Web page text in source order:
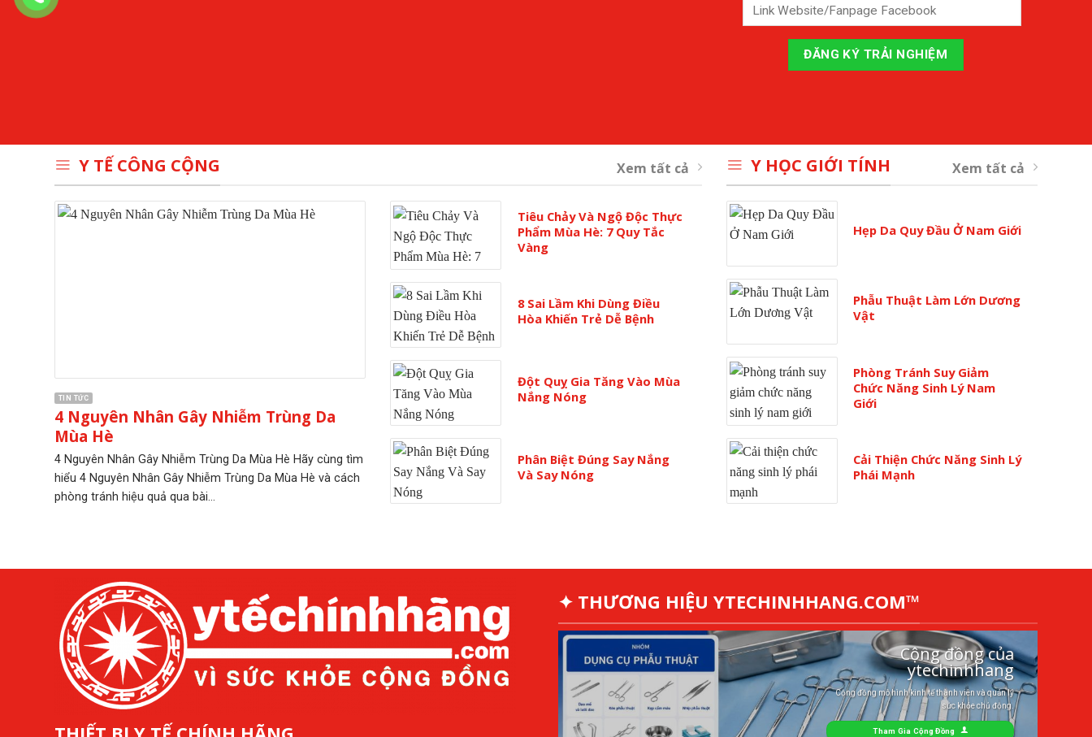
Y TẾ CÔNG CỘNG Xem tất cả
TIN TỨC
4 Nguyên Nhân Gây Nhiễm Trùng Da
Mùa Hè
4 Nguyên Nhân Gây Nhiễm Trùng Da Mùa Hè Hãy cùng tìm
hiểu 4 Nguyên Nhân Gây Nhiễm Trùng Da Mùa Hè và cách
phòng tránh hiệu quả qua bài...
Tiêu Chảy Và Ngộ Độc Thực
Phẩm Mùa Hè: 7 Quy Tắc
Vàng
8 Sai Lầm Khi Dùng Điều
Hòa Khiến Trẻ Dễ Bệnh
Đột Quỵ Gia Tăng Vào Mùa
Nắng Nóng
Phân Biệt Đúng Say Nắng
Và Say Nóng
Y HỌC GIỚI TÍNH Xem tất cả
Hẹp Da Quy Đầu Ở Nam Giới
Phẫu Thuật Làm Lớn Dương
Vật
Phòng Tránh Suy Giảm
Chức Năng Sinh Lý Nam
Giới
Cải Thiện Chức Năng Sinh Lý
Phái Mạnh
✦ THƯƠNG HIỆU YTECHINHHANG.COM™
Cộng đồng của
ytechinhhang
Cộng đồng mô hình kinh tế thành viên và quản lý
sức khỏe chủ động.
Tham Gia Cộng Đồng